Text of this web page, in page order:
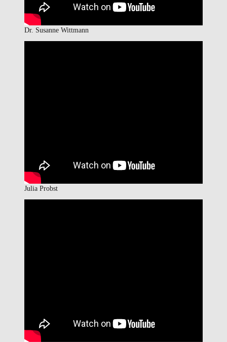
Dr. Susanne Wittmann
Julia Probst